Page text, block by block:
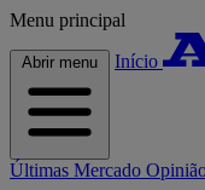
Menu principal
Abrir menu Início
Últimas Mercado